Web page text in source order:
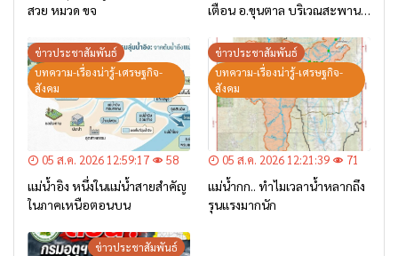
สวย หมวด ขจ
เตือน อ.ขุนตาล บริเวณสะพาน
– เตรียมการอพยพ”
ข่าวประชาสัมพันธ์
บทความ-เรื่องน่ารู้-เศรษฐกิจ-
สังคม
05 ส.ค. 2026 12:59:17 58
แม่น้ำอิง หนึ่งในแม่น้ำสายสำคัญ
ในภาคเหนือตอนบน
ข่าวประชาสัมพันธ์
บทความ-เรื่องน่ารู้-เศรษฐกิจ-
สังคม
05 ส.ค. 2026 12:21:39 71
แม่น้ำกก.. ทำไมเวลาน้ำหลากถึง
รุนแรงมากนัก
ข่าวประชาสัมพันธ์